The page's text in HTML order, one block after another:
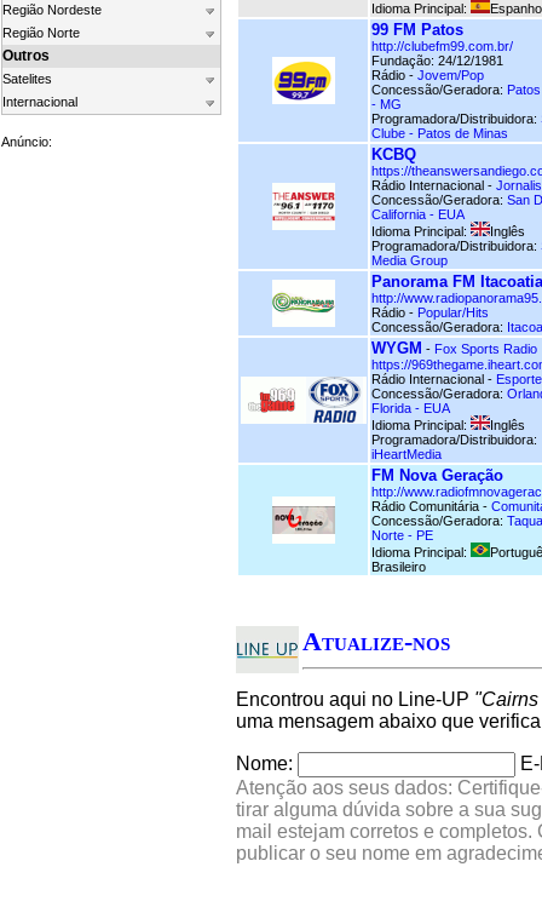
Região Nordeste
Região Norte
Outros
Satelites
Internacional
Anúncio:
Idioma Principal:
99 FM Patos
http://clubefm99.com.br/
Fundação: 24/12/1981
Rádio - Jovem/Pop
Concessão/Geradora:
- MG
Programadora/Distribuidora:
Clube - Patos de Minas
KCBQ
https://
Rádio Internacional -
Concessão/Geradora: San
California - EUA
Idioma Principal:
Inglês
Programadora/Distribuidora:
Media Group
Panorama FM
http://
Rádio - Popular/Hits
Concessão/Geradora:
WYGM - Fox Sports Radio
https://
Rádio Internacional -
Concessão/Geradora:
Florida - EUA
Idioma Principal:
Inglês
Programadora/Distribuidora:
iHeartMedia
FM Nova Geração
http://
Rádio Comunitária -
Concessão/Geradora:
Norte - PE
Idioma Principal:
Brasileiro
Atualize-nos
Encontrou aqui no Line-UP
uma mensagem abaixo que
Nome:
Atenção aos seus dados:
tirar alguma dúvida sobre a sua
mail estejam corretos e
publicar o seu nome em